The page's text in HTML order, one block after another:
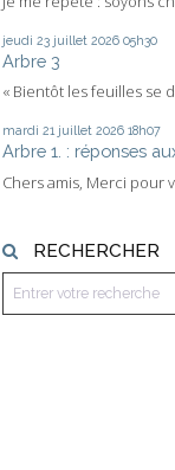
jeudi 23 juillet 2026 05h30
Arbre 3
« Bientôt les feuilles se
mardi 21 juillet 2026 18h07
Arbre 1. : réponses
Chers amis, Merci pour
RECHERCHER